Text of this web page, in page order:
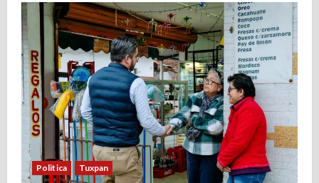
Gobierno
y
DIF
Tuxpan
brindan
apoyo
a
familias
de
pacientes
ante
las
bajas
temperaturas
Politica Tuxpan